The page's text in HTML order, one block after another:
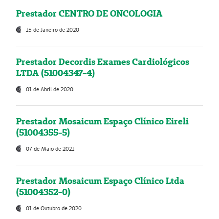
Prestador CENTRO DE ONCOLOGIA
15 de Janeiro de 2020
Prestador Decordis Exames Cardiológicos
LTDA (51004347-4)
01 de Abril de 2020
Prestador Mosaicum Espaço Clínico Eireli
(51004355-5)
07 de Maio de 2021
Prestador Mosaicum Espaço Clínico Ltda
(51004352-0)
01 de Outubro de 2020